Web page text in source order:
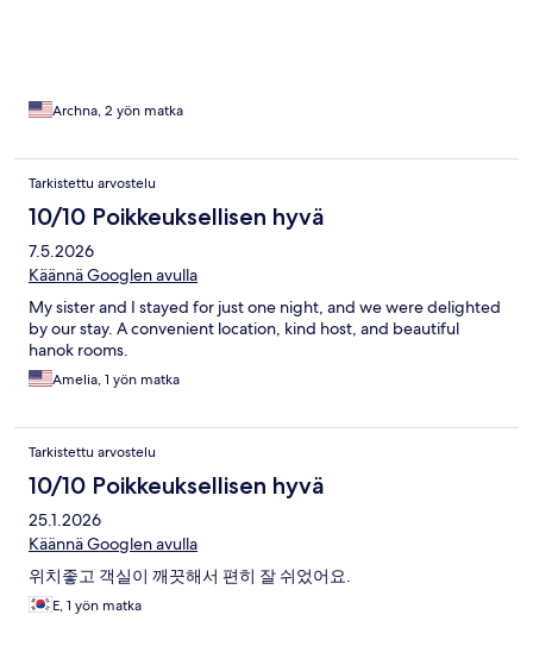
Archna, 2 yön matka
Tarkistettu arvostelu
10/10 Poikkeuksellisen hyvä
7.5.2026
Käännä Googlen avulla
My sister and I stayed for just one night, and we were delighted
by our stay. A convenient location, kind host, and beautiful
hanok rooms.
Amelia, 1 yön matka
Tarkistettu arvostelu
10/10 Poikkeuksellisen hyvä
25.1.2026
Käännä Googlen avulla
위치좋고 객실이 깨끗해서 편히 잘 쉬었어요.
E, 1 yön matka